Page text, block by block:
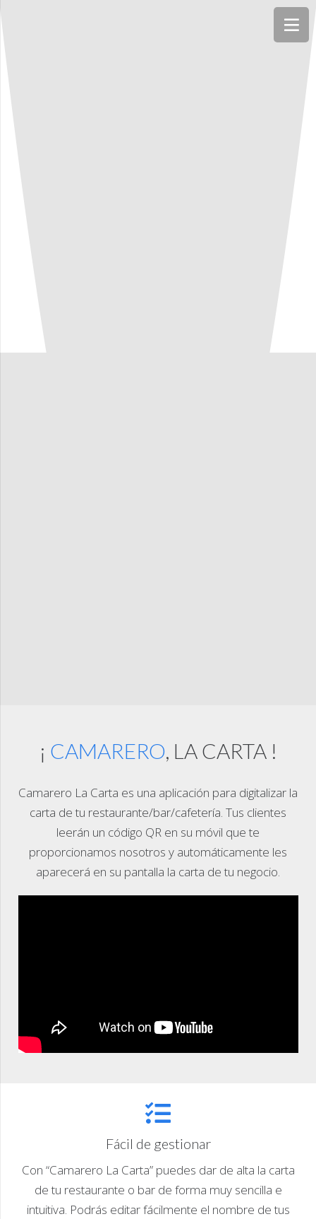
¡ CAMARERO, LA CARTA !
Camarero La Carta es una aplicación para digitalizar la
carta de tu restaurante/bar/cafetería. Tus clientes
leerán un código QR en su móvil que te
proporcionamos nosotros y automáticamente les
aparecerá en su pantalla la carta de tu negocio.
Fácil de gestionar
Con “Camarero La Carta” puedes dar de alta la carta
de tu restaurante o bar de forma muy sencilla e
intuitiva. Podrás editar fácilmente el nombre de tus